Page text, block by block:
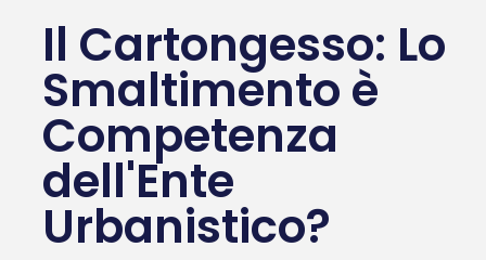
Il Cartongesso: Lo
Smaltimento è
Competenza
dell'Ente
Urbanistico?